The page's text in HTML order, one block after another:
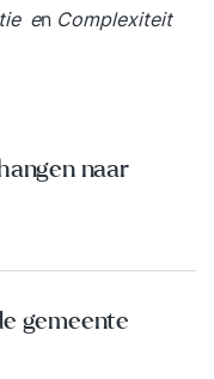
en Complexiteit
naar
gemeente